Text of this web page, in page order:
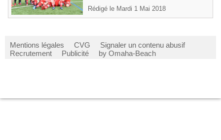
Rédigé le Mardi 1 Mai 2018
Mentions légales CVG
Signaler un contenu abusif
Recrutement
Publicité by Omaha-Beach